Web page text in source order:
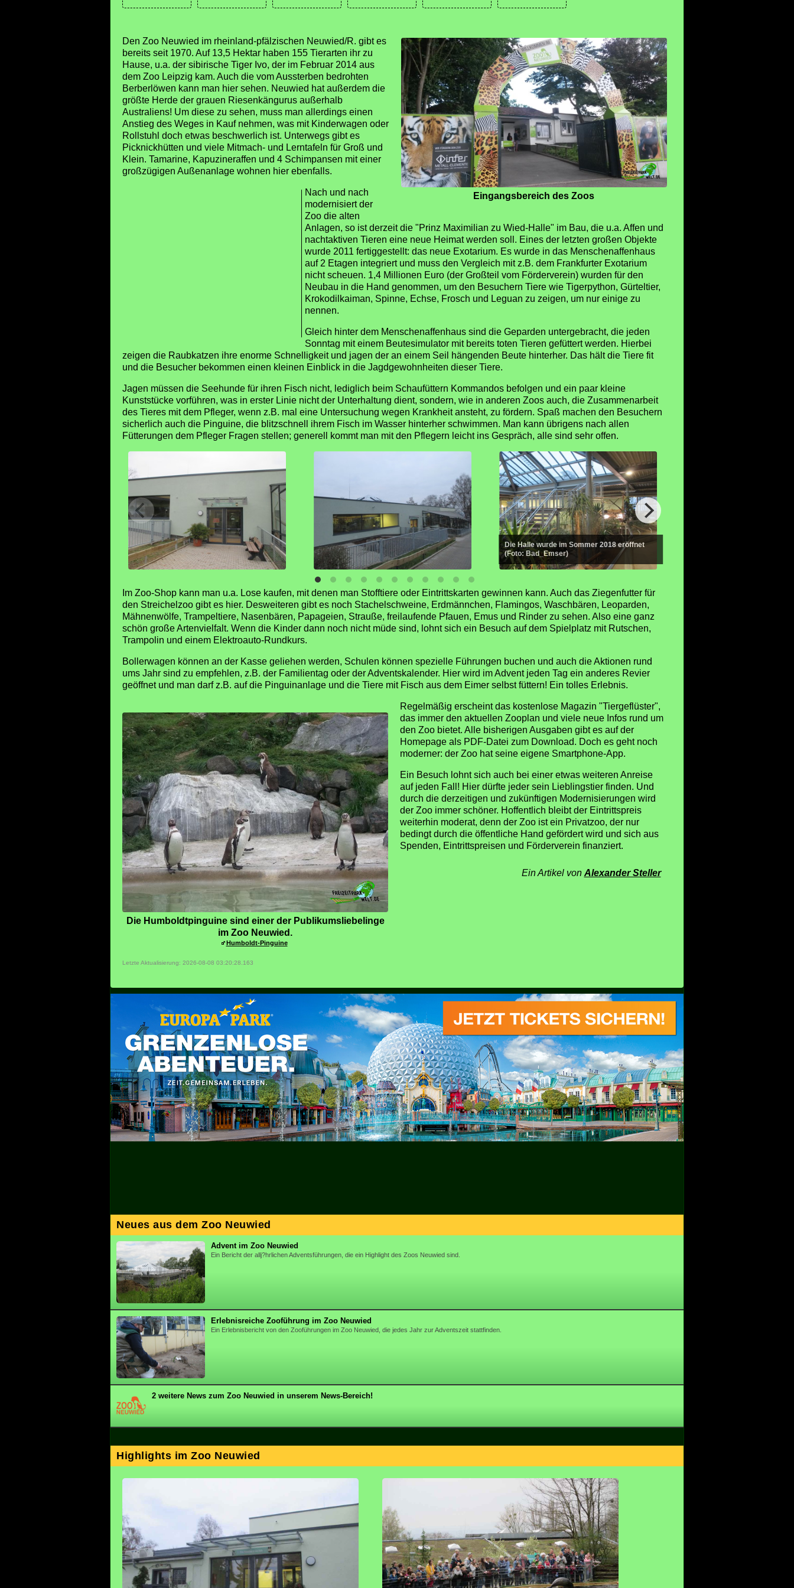
Eingangsbereich des Zoos
Den Zoo Neuwied im rheinland-pfälzischen Neuwied/R. gibt es
bereits seit 1970. Auf 13,5 Hektar haben 155 Tierarten ihr zu
Hause, u.a. der sibirische Tiger Ivo, der im Februar 2014 aus
dem Zoo Leipzig kam. Auch die vom Aussterben bedrohten
Berberlöwen kann man hier sehen. Neuwied hat außerdem die
größte Herde der grauen Riesenkängurus außerhalb
Australiens! Um diese zu sehen, muss man allerdings einen
Anstieg des Weges in Kauf nehmen, was mit Kinderwagen oder
Rollstuhl doch etwas beschwerlich ist. Unterwegs gibt es
Picknickhütten und viele Mitmach- und Lerntafeln für Groß und
Klein. Tamarine, Kapuzineraffen und 4 Schimpansen mit einer
großzügigen Außenanlage wohnen hier ebenfalls.
Nach und nach
modernisiert der
Zoo die alten
Anlagen, so ist derzeit die "Prinz Maximilian zu Wied-Halle" im Bau, die u.a. Affen und
nachtaktiven Tieren eine neue Heimat werden soll. Eines der letzten großen Objekte
wurde 2011 fertiggestellt: das neue Exotarium. Es wurde in das Menschenaffenhaus
auf 2 Etagen integriert und muss den Vergleich mit z.B. dem Frankfurter Exotarium
nicht scheuen. 1,4 Millionen Euro (der Großteil vom Förderverein) wurden für den
Neubau in die Hand genommen, um den Besuchern Tiere wie Tigerpython, Gürteltier,
Krokodilkaiman, Spinne, Echse, Frosch und Leguan zu zeigen, um nur einige zu
nennen.
Gleich hinter dem Menschenaffenhaus sind die Geparden untergebracht, die jeden
Sonntag mit einem Beutesimulator mit bereits toten Tieren gefüttert werden. Hierbei
zeigen die Raubkatzen ihre enorme Schnelligkeit und jagen der an einem Seil hängenden Beute hinterher. Das hält die Tiere fit
und die Besucher bekommen einen kleinen Einblick in die Jagdgewohnheiten dieser Tiere.
Jagen müssen die Seehunde für ihren Fisch nicht, lediglich beim Schaufüttern Kommandos befolgen und ein paar kleine
Kunststücke vorführen, was in erster Linie nicht der Unterhaltung dient, sondern, wie in anderen Zoos auch, die Zusammenarbeit
des Tieres mit dem Pfleger, wenn z.B. mal eine Untersuchung wegen Krankheit ansteht, zu fördern. Spaß machen den Besuchern
sicherlich auch die Pinguine, die blitzschnell ihrem Fisch im Wasser hinterher schwimmen. Man kann übrigens nach allen
Fütterungen dem Pfleger Fragen stellen; generell kommt man mit den Pflegern leicht ins Gespräch, alle sind sehr offen.
Die Halle wurde im Sommer 2018 eröffnet
(Foto: Bad_Emser)
Im Zoo-Shop kann man u.a. Lose kaufen, mit denen man Stofftiere oder Eintrittskarten gewinnen kann. Auch das Ziegenfutter für
den Streichelzoo gibt es hier. Desweiteren gibt es noch Stachelschweine, Erdmännchen, Flamingos, Waschbären, Leoparden,
Mähnenwölfe, Trampeltiere, Nasenbären, Papageien, Strauße, freilaufende Pfauen, Emus und Rinder zu sehen. Also eine ganz
schön große Artenvielfalt. Wenn die Kinder dann noch nicht müde sind, lohnt sich ein Besuch auf dem Spielplatz mit Rutschen,
Trampolin und einem Elektroauto-Rundkurs.
Bollerwagen können an der Kasse geliehen werden, Schulen können spezielle Führungen buchen und auch die Aktionen rund
ums Jahr sind zu empfehlen, z.B. der Familientag oder der Adventskalender. Hier wird im Advent jeden Tag ein anderes Revier
geöffnet und man darf z.B. auf die Pinguinanlage und die Tiere mit Fisch aus dem Eimer selbst füttern! Ein tolles Erlebnis.
Die Humboldtpinguine sind einer der Publikumsliebelinge
im Zoo Neuwied.
Humboldt-Pinguine
Regelmäßig erscheint das kostenlose Magazin "Tiergeflüster",
das immer den aktuellen Zooplan und viele neue Infos rund um
den Zoo bietet. Alle bisherigen Ausgaben gibt es auf der
Homepage als PDF-Datei zum Download. Doch es geht noch
moderner: der Zoo hat seine eigene Smartphone-App.
Ein Besuch lohnt sich auch bei einer etwas weiteren Anreise
auf jeden Fall! Hier dürfte jeder sein Lieblingstier finden. Und
durch die derzeitigen und zukünftigen Modernisierungen wird
der Zoo immer schöner. Hoffentlich bleibt der Eintrittspreis
weiterhin moderat, denn der Zoo ist ein Privatzoo, der nur
bedingt durch die öffentliche Hand gefördert wird und sich aus
Spenden, Eintrittspreisen und Förderverein finanziert.
Ein Artikel von Alexander Steller
Letzte Aktualisierung: 2026-08-08 03:20:28.163
Neues aus dem Zoo Neuwied
Advent im Zoo Neuwied
Ein Bericht der allj?hrlichen Adventsführungen, die ein Highlight des Zoos Neuwied sind.
Erlebnisreiche Zooführung im Zoo Neuwied
Ein Erlebnisbericht von den Zooführungen im Zoo Neuwied, die jedes Jahr zur Adventszeit stattfinden.
2 weitere News zum Zoo Neuwied in unserem News-Bereich!
Highlights im Zoo Neuwied